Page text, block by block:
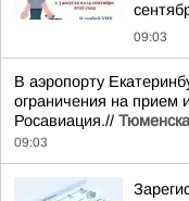
09:03
В аэропорту
ограничения на
Росавиация.//
09:03